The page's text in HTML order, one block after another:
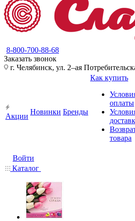
8-800-700-88-68
Заказать звонок
г. Челябинск, ул. 2–ая
Акции
Новинки Бренды
Как купить
оплаты
товара
Войти
Каталог